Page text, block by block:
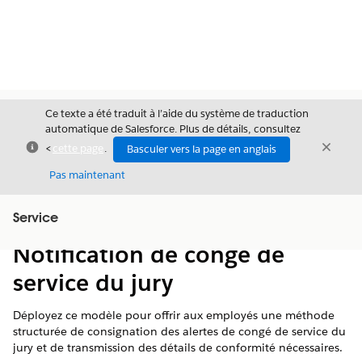
Fermer
Ce texte a été traduit à l’aide du système de traduction
automatique de Salesforce. Plus de détails, consultez
<cette page .
Basculer vers la page en anglais
Pas maintenant
Fermer
Service
Notification de congé de
service du jury
Déployez ce modèle pour offrir aux employés une méthode
structurée de consignation des alertes de congé de service du
jury et de transmission des détails de conformité nécessaires.